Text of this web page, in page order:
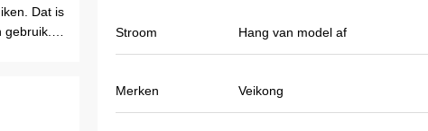
VFD500 is stabiel wanneer anderen
schommelen. Ook is de outputstroom
minder dan anderen, daarom
energie kan besparen.
kwaliteit en wij
promotieproducten
maken. Vorig jaar
lokale agent en dit
Stroom Hang van model af
Merken Veikong